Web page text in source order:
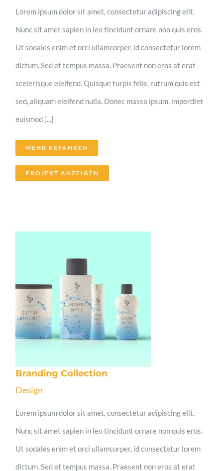
Lorem ipsum dolor sit amet, consectetur adipiscing elit.
Nunc sit amet sapien in leo tincidunt ornare non quis eros.
Ut sodales enim et orci ullamcorper, id consectetur lorem
dictum. Sed et tempus massa. Praesent non eros at erat
scelerisque eleifend. Quisque turpis felis, rutrum quis est
sed, aliquam eleifend nulla. Donec massa ipsum, imperdiet
euismod [...]
MEHR ERFAHREN
PROJEKT ANZEIGEN
Branding Collection
Design
Lorem ipsum dolor sit amet, consectetur adipiscing elit.
Nunc sit amet sapien in leo tincidunt ornare non quis eros.
Ut sodales enim et orci ullamcorper, id consectetur lorem
dictum. Sed et tempus massa. Praesent non eros at erat